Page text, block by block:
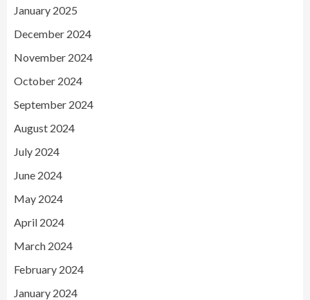
January 2025
December 2024
November 2024
October 2024
September 2024
August 2024
July 2024
June 2024
May 2024
April 2024
March 2024
February 2024
January 2024